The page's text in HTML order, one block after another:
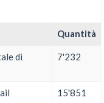
Quantità
di
7'232
15'851